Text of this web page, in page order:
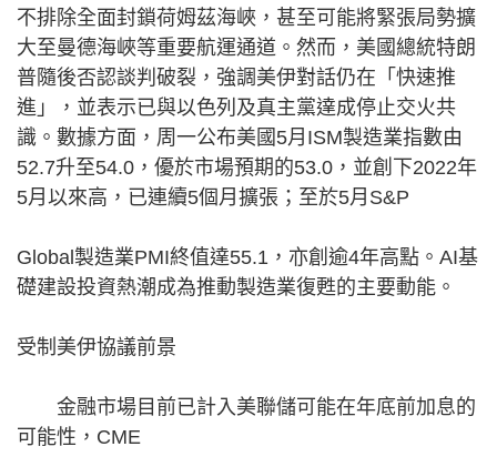
不排除全面封鎖荷姆茲海峽，甚至可能將緊張局勢擴
大至曼德海峽等重要航運通道。然而，美國總統特朗
普隨後否認談判破裂，強調美伊對話仍在「快速推
進」，並表示已與以色列及真主黨達成停止交火共
識。數據方面，周一公布美國5月ISM製造業指數由
52.7升至54.0，優於市場預期的53.0，並創下2022年
5月以來高，已連續5個月擴張；至於5月S&P
Global製造業PMI終值達55.1，亦創逾4年高點。AI基
礎建設投資熱潮成為推動製造業復甦的主要動能。
受制美伊協議前景
金融市場目前已計入美聯儲可能在年底前加息的
可能性，CME